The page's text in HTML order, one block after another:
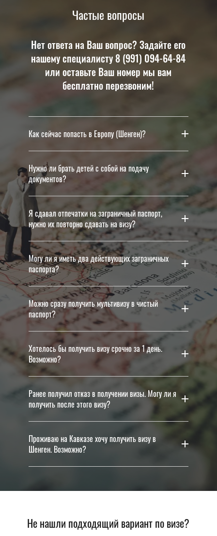
Шенгенская виза дешевле,
чем у всех
Гарантия получения визы
Квалифицированные
специалисты
Частые вопросы
Нет ответа на Ваш вопрос? Задайте его
нашему специалисту 8 (991) 094-64-84
или оставьте Ваш номер мы вам
бесплатно перезвоним!
Как сейчас попасть в Европу (Шенген)?
Нужно ли брать детей с собой на подачу
документов?
Я сдавал отпечатки на заграничный паспорт,
нужно их повторно сдавать на визу?
Могу ли я иметь два действующих заграничных
паспорта?
Можно сразу получить мультивизу в чистый
паспорт?
Хотелось бы получить визу срочно за 1 день.
Возможно?
Ранее получил отказ в получении визы. Могу ли я
получить после этого визу?
Проживаю на Кавказе хочу получить визу в
Шенген. Возможно?
Не нашли подходящий вариант по визе?